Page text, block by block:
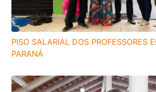
PISO SALARIAL DOS PROFESSORES
PARANÁ